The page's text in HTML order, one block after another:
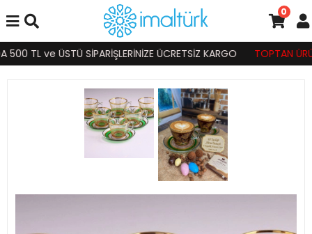
TL ve ÜSTÜ SİPARİŞLERİNİZE ÜCRETSİZ KARGO TOPTAN
0